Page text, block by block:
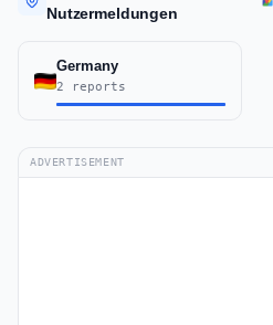
Nutzermeldungen
Germany
2 reports
ADVERTISEMENT